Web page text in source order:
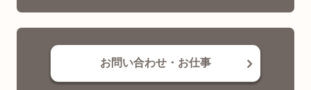
お問い合わせ・お仕事